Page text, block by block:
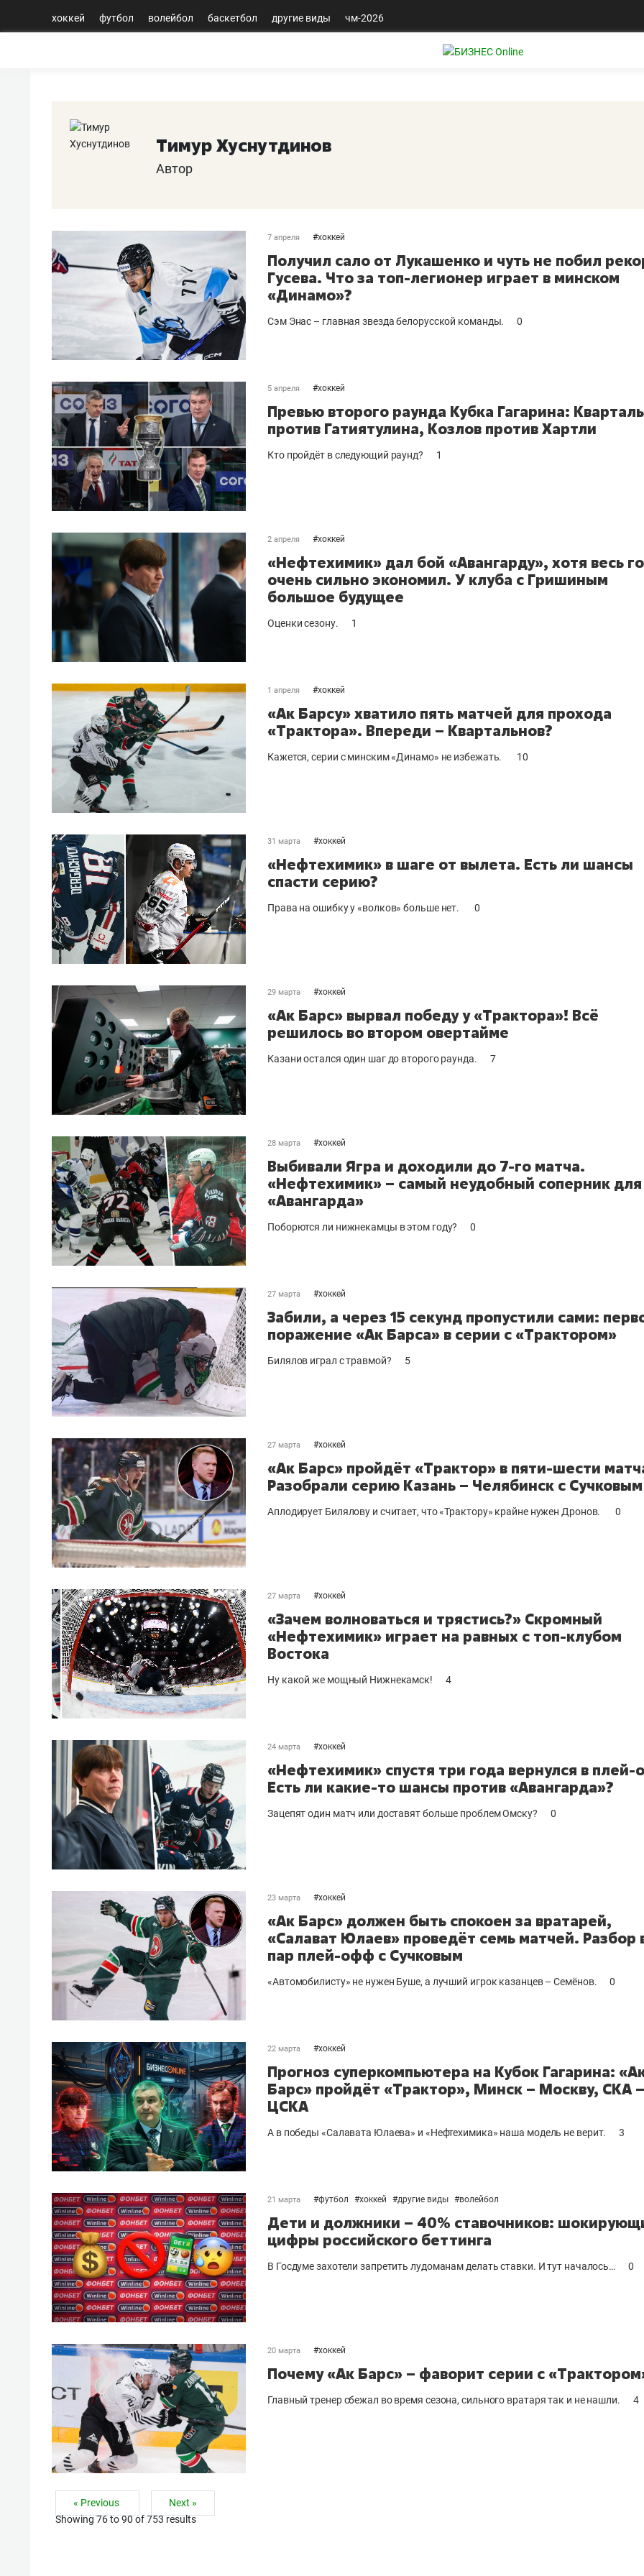
хоккей футбол волейбол баскетбол другие виды чм-2026
Тимур Хуснутдинов
Автор
7 апреля #хоккей
Получил сало от Лукашенко и чуть не побил
Гусева. Что за топ-легионер играет в минском
«Динамо»?
Сэм Энас – главная звезда белорусской команды. 0
5 апреля #хоккей
Превью второго раунда Кубка Гагарина:
против Гатиятулина, Козлов против Хартли
Кто пройдёт в следующий раунд? 1
2 апреля #хоккей
«Нефтехимик» дал бой «Авангарду», хотя весь
очень сильно экономил. У клуба с Гришиным
большое будущее
Оценки сезону. 1
1 апреля #хоккей
«Ак Барсу» хватило пять матчей для прохода
«Трактора». Впереди – Квартальнов?
Кажется, серии с минским «Динамо» не избежать. 10
31 марта #хоккей
«Нефтехимик» в шаге от вылета. Есть ли шансы
спасти серию?
Права на ошибку у «волков» больше нет. 0
29 марта #хоккей
«Ак Барс» вырвал победу у «Трактора»! Всё
решилось во втором овертайме
Казани остался один шаг до второго раунда. 7
28 марта #хоккей
Выбивали Ягра и доходили до 7-го матча.
«Нефтехимик» – самый неудобный соперник для
«Авангарда»
Поборются ли нижнекамцы в этом году? 0
27 марта #хоккей
Забили, а через 15 секунд пропустили сами:
поражение «Ак Барса» в серии с «Трактором»
Билялов играл c травмой? 5
27 марта #хоккей
«Ак Барс» пройдёт «Трактор» в пяти-шести
Разобрали серию Казань – Челябинск с Сучковым
Аплодирует Билялову и считает, что «Трактору» крайне нужен Дронов. 0
27 марта #хоккей
«Зачем волноваться и трястись?» Скромный
«Нефтехимик» играет на равных с топ-клубом
Востока
Ну какой же мощный Нижнекамск! 4
24 марта #хоккей
«Нефтехимик» спустя три года вернулся в
Есть ли какие-то шансы против «Авангарда»?
Зацепят один матч или доставят больше проблем Омску? 0
23 марта #хоккей
«Ак Барс» должен быть спокоен за вратарей,
«Салават Юлаев» проведёт семь матчей. Разбор
пар плей-офф с Сучковым
«Автомобилисту» не нужен Буше, а лучший игрок казанцев – Семёнов. 0
22 марта #хоккей
Прогноз суперкомпьютера на Кубок Гагарина:
Барс» пройдёт «Трактор», Минск – Москву, СКА –
ЦСКА
А в победы «Салавата Юлаева» и «Нефтехимика» наша модель не верит. 3
21 марта #футбол #хоккей #другие виды #волейбол
Дети и должники – 40% ставочников:
цифры российского беттинга
В Госдуме захотели запретить лудоманам делать ставки. И тут началось… 0
20 марта #хоккей
Почему «Ак Барс» – фаворит серии с
Главный тренер сбежал во время сезона, сильного вратаря так и не нашли. 4
« Previous
Next »
Showing76to90of753results